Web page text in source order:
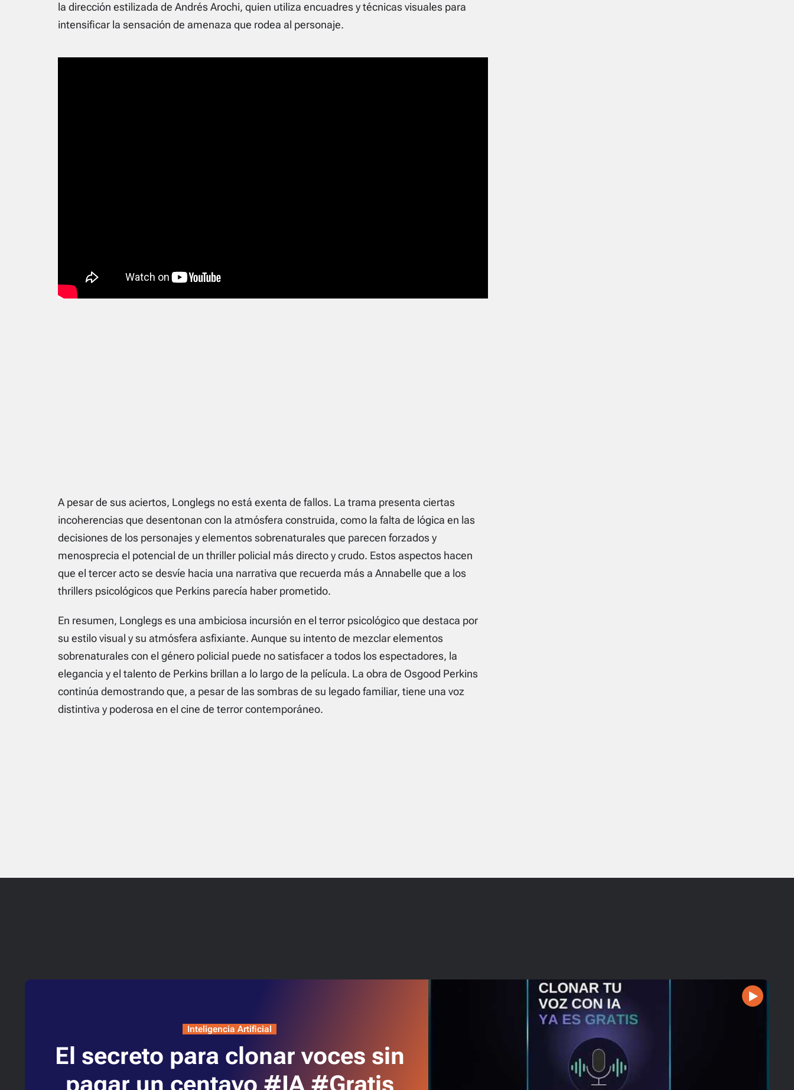
la dirección estilizada de Andrés Arochi, quien utiliza encuadres y técnicas visuales para
intensificar la sensación de amenaza que rodea al personaje.
A pesar de sus aciertos, Longlegs no está exenta de fallos. La trama presenta ciertas
incoherencias que desentonan con la atmósfera construida, como la falta de lógica en las
decisiones de los personajes y elementos sobrenaturales que parecen forzados y
menosprecia el potencial de un thriller policial más directo y crudo. Estos aspectos hacen
que el tercer acto se desvíe hacia una narrativa que recuerda más a Annabelle que a los
thrillers psicológicos que Perkins parecía haber prometido.
En resumen, Longlegs es una ambiciosa incursión en el terror psicológico que destaca por
su estilo visual y su atmósfera asfixiante. Aunque su intento de mezclar elementos
sobrenaturales con el género policial puede no satisfacer a todos los espectadores, la
elegancia y el talento de Perkins brillan a lo largo de la película. La obra de Osgood Perkins
continúa demostrando que, a pesar de las sombras de su legado familiar, tiene una voz
distintiva y poderosa en el cine de terror contemporáneo.